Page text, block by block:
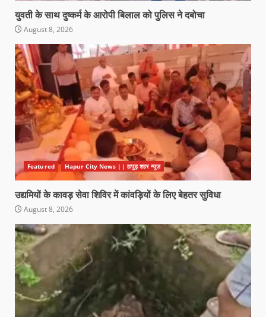
युवती के साथ दुष्कर्म के आरोपी बिलाल को पुलिस ने दबोचा
August 8, 2026
Featured Hapur City News || हापुड़ शहर न्यूज़
उद्यमियों के कावड़ सेवा शिविर में कांवड़ियों के लिए बेहतर सुविधा
August 8, 2026